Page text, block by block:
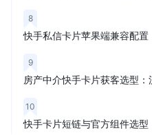
8
快手私信卡片苹果端兼容配
9
房产中介快手卡片获客选型
10
快手卡片短链与官方组件选